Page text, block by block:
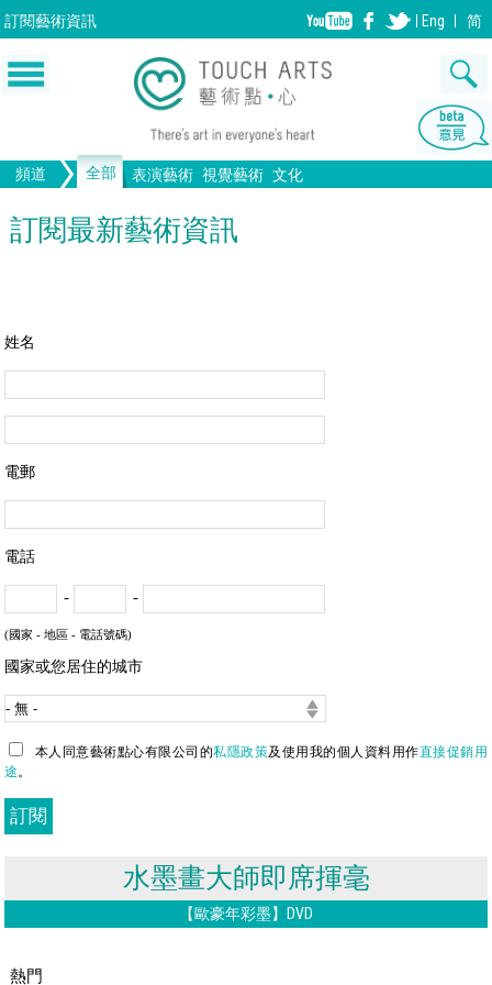
訂閱藝術資訊 Eng 简
頻道 全部 表演藝術 視覺藝術 文化
音樂 舞蹈
歌劇/音樂劇
中國戲曲
繪畫 畫圖
手工藝
雕塑
生活 文物
訂閱最新藝術資訊
姓名
電郵
電話
- -
(國家 - 地區 - 電話號碼)
國家或您居住的城市
本人同意藝術點心有限公司的私隱政策及使用我的個人資料用作直接促銷用
途。
水墨畫大師即席揮毫
【歐豪年彩墨】DVD
熱門